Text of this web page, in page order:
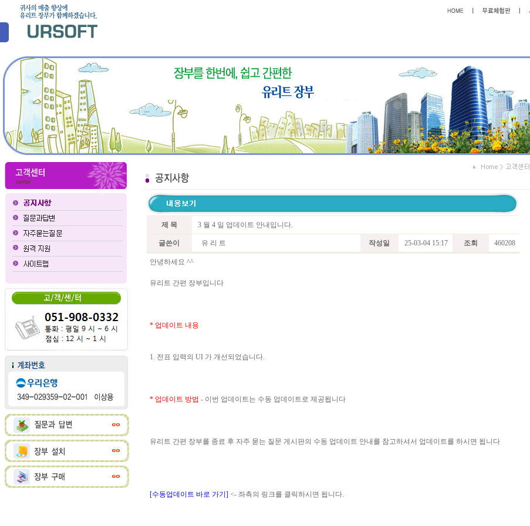
제 목 3 월 4 일 업데이트 안내입니다.
글쓴이 유 리 트 작성일 25-03-04 15:17 조회 460208
안녕하세요 ^^
유리트 간편 장부입니다
* 업데이트 내용
1. 전표 입력의 UI 가 개선되었습니다.
* 업데이트 방법 - 이번 업데이트는 수동 업데이트로 제공됩니다
유리트 간편 장부를 종료 후 자주 묻는 질문 게시판의 수동 업데이트 안내를 참고하셔서 업데이트를 하시면 됩니다
[수동업데이트 바로 가기] <- 좌측의 링크를 클릭하시면 됩니다.